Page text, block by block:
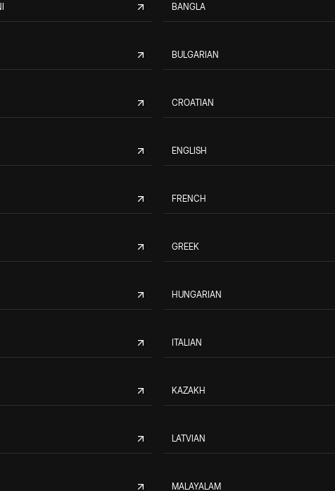
BANGLA
BULGARIAN
CROATIAN
ENGLISH
FRENCH
GREEK
HUNGARIAN
ITALIAN
KAZAKH
LATVIAN
MALAYALAM